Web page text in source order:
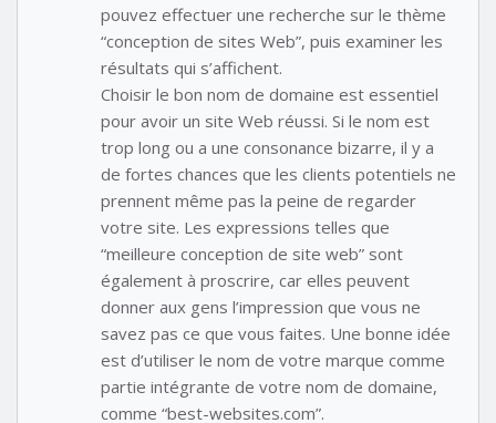
pouvez effectuer une recherche sur le thème
“conception de sites Web”, puis examiner les
résultats qui s’affichent.
Choisir le bon nom de domaine est essentiel
pour avoir un site Web réussi. Si le nom est
trop long ou a une consonance bizarre, il y a
de fortes chances que les clients potentiels ne
prennent même pas la peine de regarder
votre site. Les expressions telles que
“meilleure conception de site web” sont
également à proscrire, car elles peuvent
donner aux gens l’impression que vous ne
savez pas ce que vous faites. Une bonne idée
est d’utiliser le nom de votre marque comme
partie intégrante de votre nom de domaine,
comme “best-websites.com”.